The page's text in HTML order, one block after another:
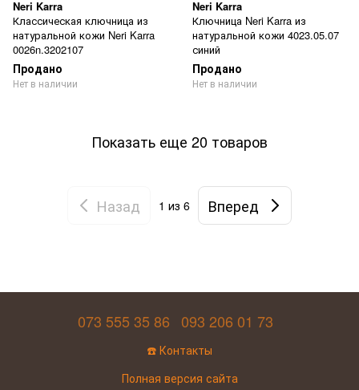
Neri Karra
Классическая ключница из
натуральной кожи Neri Karra
0026n.3202107
Продано
Нет в наличии
Neri Karra
Ключница Neri Karra из
натуральной кожи 4023.05.07
синий
Продано
Нет в наличии
Показать еще 20 товаров
Назад 1 из 6 Вперед
073 555 35 86 093 206 01 73
☎️ Контакты
Полная версия сайта